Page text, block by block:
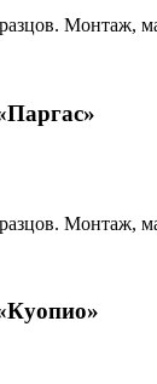
Монтаж,
Монтаж,